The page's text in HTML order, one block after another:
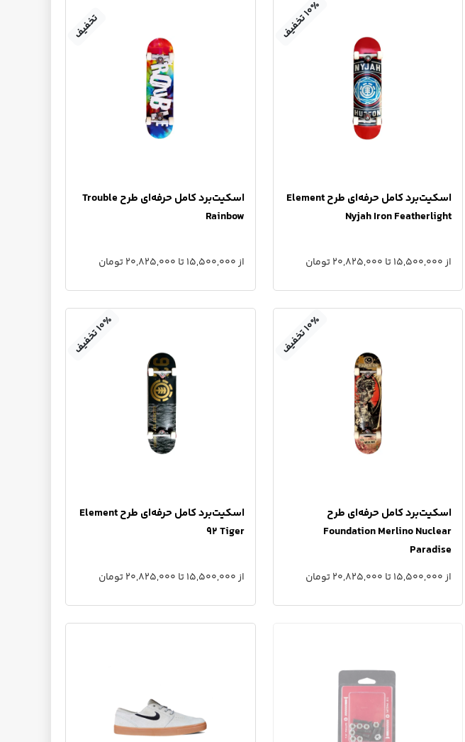
اسکیت‌برد کامل حرفه‌ای طرح Element
Nyjah Iron Featherlight
از 15,500,000 تا 20,825,000 تومان
۱
۰
٪
ت
خ
ف
ی
ف
اسکیت‌برد کامل حرفه‌ای طرح Trouble
Rainbow
از 15,500,000 تا 20,825,000 تومان
تخفیف
اسکیت‌برد کامل حرفه‌ای طرح
Foundation Merlino Nuclear
Paradise
از 15,500,000 تا 20,825,000 تومان
۱
۰
٪
ت
خ
ف
ی
ف
اسکیت‌برد کامل حرفه‌ای طرح Element
92 Tiger
از 15,500,000 تا 20,825,000 تومان
۱
۰
٪
ت
خ
ف
ی
ف